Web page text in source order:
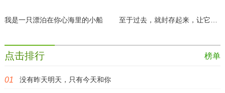
我是一只漂泊在你心海里的小船
榜单
点击排行
没有昨天明天，只有今天和你